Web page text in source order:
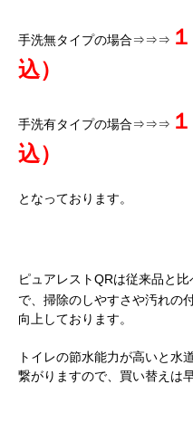
手洗無タイプの場合⇒⇒⇒
込）
手洗有タイプの場合⇒⇒⇒
込）
となっております。
ピュアレストQRは従来品と比
で、掃除のしやすさや汚れの
向上しております。
トイレの節水能力が高いと水
繋がりますので、買い替えは